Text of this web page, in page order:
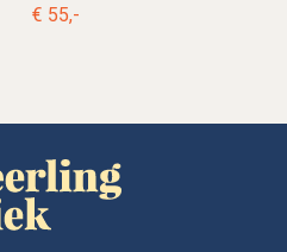
€ 55,-